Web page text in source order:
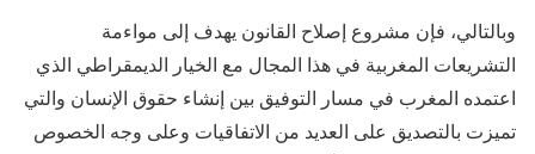
وبالتالي، فإن مشروع إصلاح القانون يهدف إلى مواءمة
التشريعات المغربية في هذا المجال مع الخيار الديمقراطي الذي
اعتمده المغرب في مسار التوفيق بين إنشاء حقوق الإنسان والتي
تميزت بالتصديق على العديد من الاتفاقيات وعلى وجه الخصوص